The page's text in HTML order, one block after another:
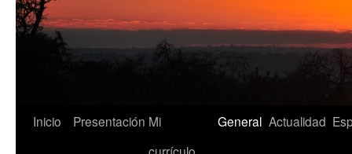
Inicio Presentación Mi
General Actualidad